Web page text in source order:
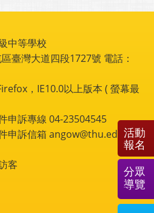
中等學校
臺灣大道四段1727號 電話：
，IE10.0以上版本 ( 螢幕最
申訴專線 04-23504545
申訴信箱 angow@thu.edu.tw
客
活動
報名
分眾
導覽